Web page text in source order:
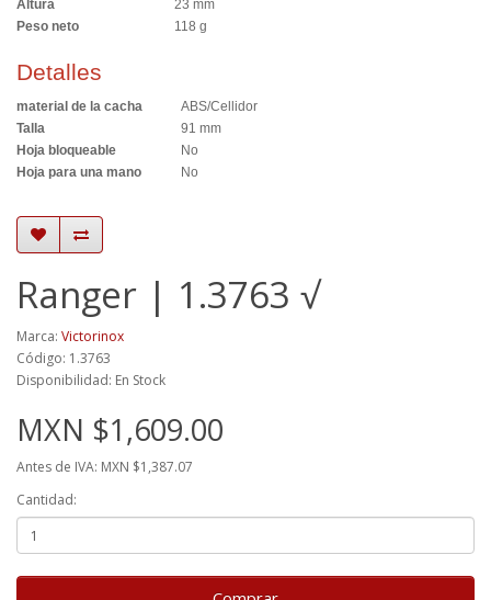
Altura
23 mm
Peso neto 118 g
Detalles
material de la cacha
ABS/Cellidor
Talla
91 mm
Hoja bloqueable
No
Hoja para una mano
No
Ranger | 1.3763 √
Marca: Victorinox
Código: 1.3763
Disponibilidad: En Stock
MXN $1,609.00
Antes de IVA: MXN $1,387.07
Cantidad: